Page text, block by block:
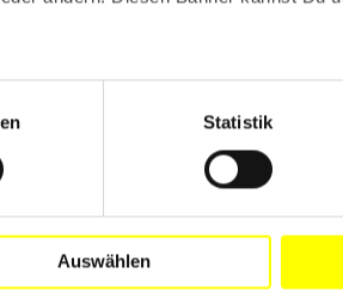
Statistik
Auswählen
fallenzulassen.
Untersuchung des Todes
Verfahren vor ein Zivilgericht.
ausgeschlossen wird.
Menschenrechtsverletzungen,
noch
für Opfer sowie